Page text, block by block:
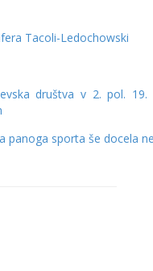
Tacoli-Ledochowski
društva v 2. pol.
panoga sporta še docela